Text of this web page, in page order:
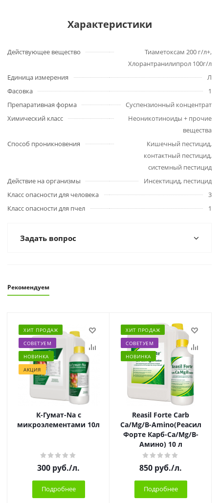
Характеристики
Действующее вещество
Тиаметоксам 200 г/л+,
Хлорантранилипрол 100г/л
Единица измерения
Л
Фасовка
1
Препаративная форма
Суспензионный концентрат
Химический класс
Неоникотиноиды + прочие
вещества
Способ проникновения
Кишечный пестицид,
контактный пестицид,
системный пестицид
Действие на организмы
Инсектицид, пестицид
Класс опасности для человека
3
Класс опасности для пчел
1
Задать вопрос
Рекомендуем
ХИТ ПРОДАЖ
СОВЕТУЕМ
НОВИНКА
АКЦИЯ
К-Гумат-Na с
микроэлементами 10л
300 руб./л.
Подробнее
ХИТ ПРОДАЖ
СОВЕТУЕМ
НОВИНКА
Reasil Forte Carb
Ca/Mg/B-Amino(Реасил
Форте Карб-Ca/Mg/B-
Амино) 10 л
850 руб./л.
Подробнее